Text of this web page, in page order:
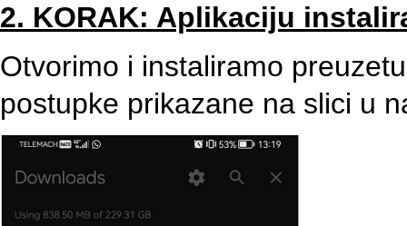
2. KORAK: Aplikaciju
Otvorimo i instaliramo
postupke prikazane na slici u